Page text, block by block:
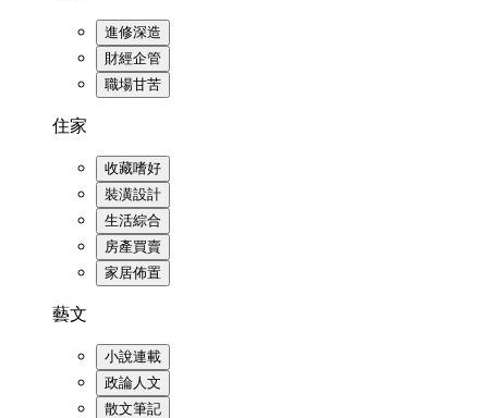
進修深造
財經企管
職場甘苦
住家
收藏嗜好
裝潢設計
生活綜合
房產買賣
家居佈置
藝文
小說連載
政論人文
散文筆記